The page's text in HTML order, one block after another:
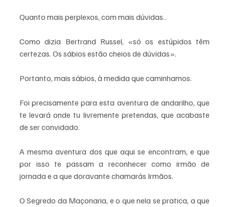
Quanto mais perplexos, com mais dúvidas…
Como dizia Bertrand Russel, «só os estúpidos têm
certezas. Os sábios estão cheios de dúvidas».
Portanto, mais sábios, à medida que caminhamos.
Foi precisamente para esta aventura de andarilho, que
te levará onde tu livremente pretendas, que acabaste
de ser convidado.
A mesma aventura dos que aqui se encontram, e que
por isso te passam a reconhecer como irmão de
jornada e a que doravante chamarás Irmãos.
O Segredo da Maçonaria, e o que nela se pratica, a que